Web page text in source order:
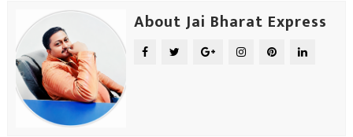
About Jai Bharat Express